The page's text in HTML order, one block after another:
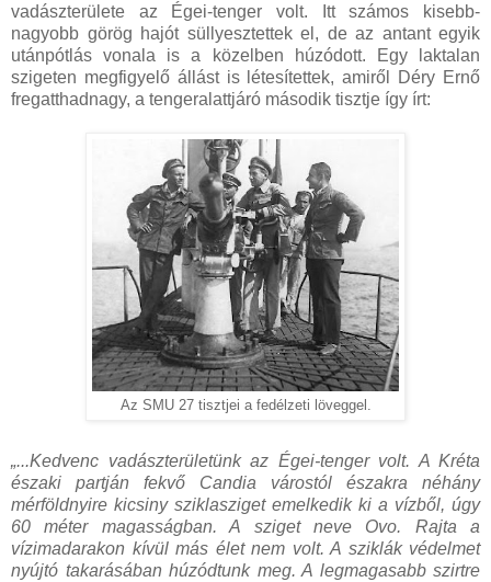
vadászterülete az Égei-tenger volt. Itt számos kisebb-
nagyobb görög hajót süllyesztettek el, de az antant egyik
utánpótlás vonala is a közelben húzódott. Egy laktalan
szigeten megfigyelő állást is létesítettek, amiről Déry Ernő
fregatthadnagy, a tengeralattjáró második tisztje így írt:
Az SMU 27 tisztjei a fedélzeti löveggel.
„...Kedvenc vadászterületünk az Égei-tenger volt. A Kréta
északi partján fekvő Candia várostól északra néhány
mérföldnyire kicsiny sziklasziget emelkedik ki a vízből, úgy
60 méter magasságban. A sziget neve Ovo. Rajta a
vízimadarakon kívül más élet nem volt. A sziklák védelmet
nyújtó takarásában húzódtunk meg. A legmagasabb szirtre